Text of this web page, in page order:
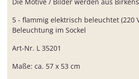
5 - flammig elektrisch beleuchtet (220
Beleuchtung im Sockel
Art-Nr. L 35201
Maße: ca. 57 x 53 cm